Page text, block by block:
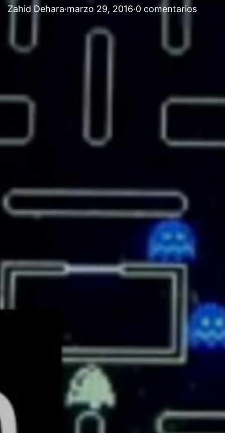
Zahid Dehara·marzo 29, 2016·0 comentarios